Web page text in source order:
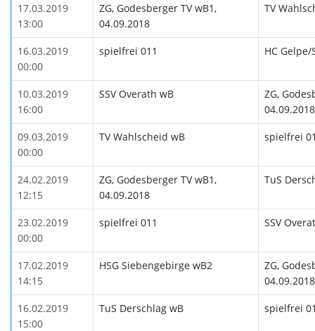
17.03.2019
13:00
ZG, Godesberger TV wB1,
04.09.2018
TV
16.03.2019
00:00
spielfrei 011 HC
10.03.2019
16:00
SSV Overath wB
ZG,
04.09.2018
09.03.2019
00:00
TV Wahlscheid wB spielfrei
24.02.2019
12:15
ZG, Godesberger TV wB1,
04.09.2018
TuS
23.02.2019
00:00
spielfrei 011 SSV
17.02.2019
14:15
HSG Siebengebirge wB2
ZG,
04.09.2018
16.02.2019
15:00
TuS Derschlag wB spielfrei